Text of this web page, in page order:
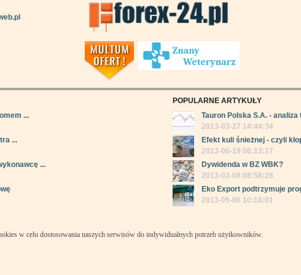
...
...
...
POPULARNE ARTYKUŁY
Tauron Polska S.A. - analiza
2013-03-27 14:44:34
Efekt kuli śnieżnej - czyli
2013-06-19 06:13:17
Dywidenda w BZ WBK?
2013-03-08 08:58:28
Eko Export podtrzymuje
2013-05-06 10:18:01
w celu dostosowania naszych serwisów do indywidualnych potrzeb użytkowników.